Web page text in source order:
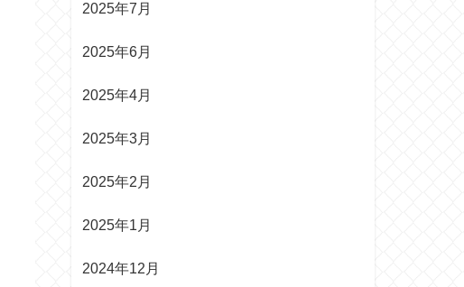
2025年7月
2025年6月
2025年4月
2025年3月
2025年2月
2025年1月
2024年12月